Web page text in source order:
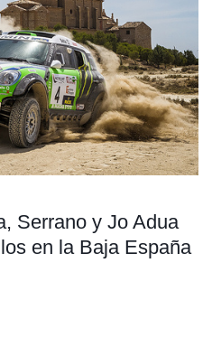
Serrano y Jo Adua
en la Baja España